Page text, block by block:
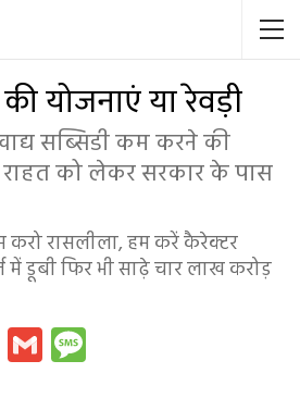
योजनाएं या रेवड़ी
सब्सिडी कम करने की
को लेकर सरकार के पास
रासलीला, हम करें कैरेक्टर
में डूबी फिर भी साढ़े चार लाख करोड़
EmailGmail